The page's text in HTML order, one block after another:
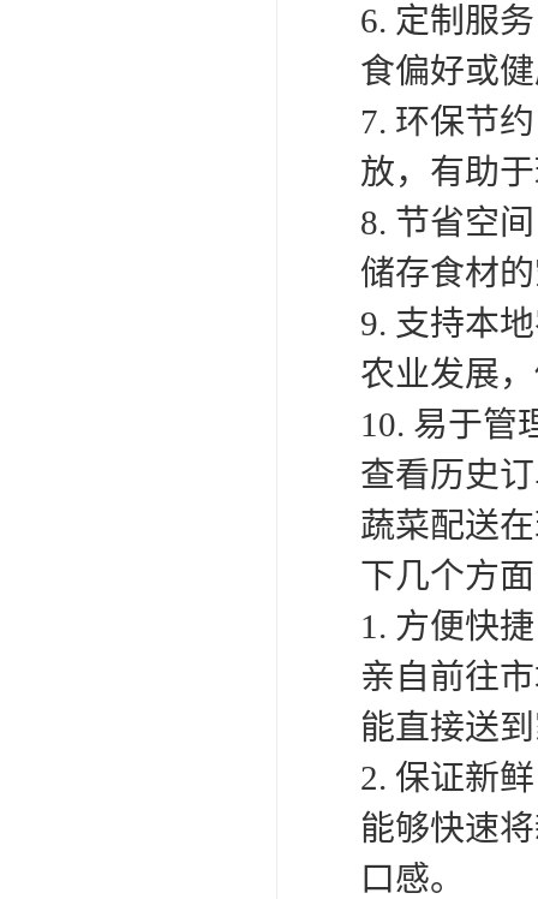
6. 定制服
食偏好或
7. 环保节
放，有助
8. 节省空
储存食材
9. 支持本
农业发展
10. 易于管
查看历史
蔬菜配送
下几个方
1. 方便快
亲自前往
能直接送
2. 保证新
能够快速
口感。